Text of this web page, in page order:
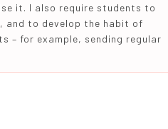
it. I also require students to
and to develop the habit of
– for example, sending regular